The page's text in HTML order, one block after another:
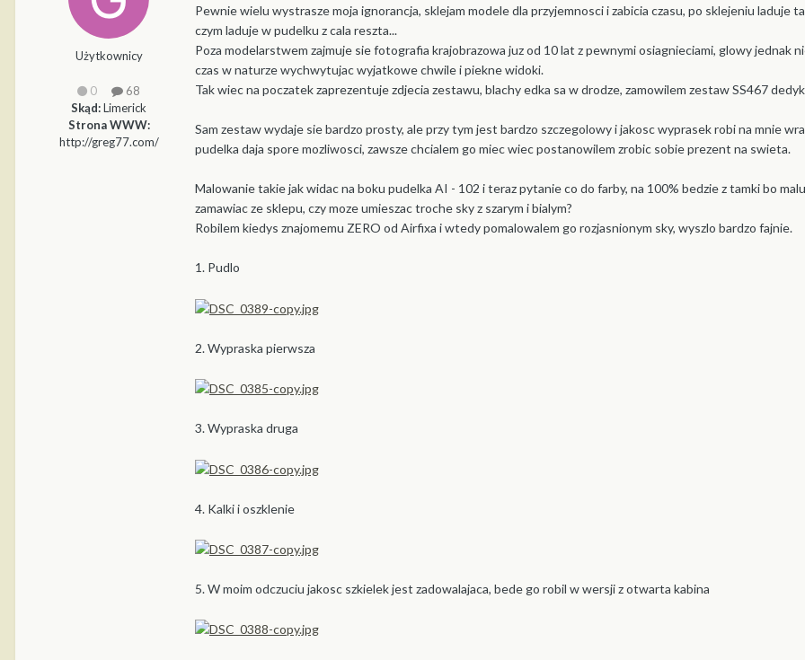
Użytkownicy
0
68
Skąd:Limerick
Strona WWW:
http://greg77.com/
Pewnie wielu wystrasze moja ignorancja, sklejam modele dla przyjemnosci i zabicia czasu, po sklejeniu
czym laduje w pudelku z cala reszta...
Poza modelarstwem zajmuje sie fotografia krajobrazowa juz od 10 lat z pewnymi osiagnieciami, glowy jednak
czas w naturze wychwytujac wyjatkowe chwile i piekne widoki.
Tak wiec na poczatek zaprezentuje zdjecia zestawu, blachy edka sa w drodze, zamowilem zestaw SS467
Sam zestaw wydaje sie bardzo prosty, ale przy tym jest bardzo szczegolowy i jakosc wyprasek robi na mnie
pudelka daja spore mozliwosci, zawsze chcialem go miec wiec postanowilem zrobic sobie prezent na swieta.
Malowanie takie jak widac na boku pudelka AI - 102 i teraz pytanie co do farby, na 100% bedzie z tamki bo
zamawiac ze sklepu, czy moze umieszac troche sky z szarym i bialym?
Robilem kiedys znajomemu ZERO od Airfixa i wtedy pomalowalem go rozjasnionym sky, wyszlo bardzo fajnie.
1. Pudlo
2. Wypraska pierwsza
3. Wypraska druga
4. Kalki i oszklenie
5. W moim odczuciu jakosc szkielek jest zadowalajaca, bede go robil w wersji z otwarta kabina